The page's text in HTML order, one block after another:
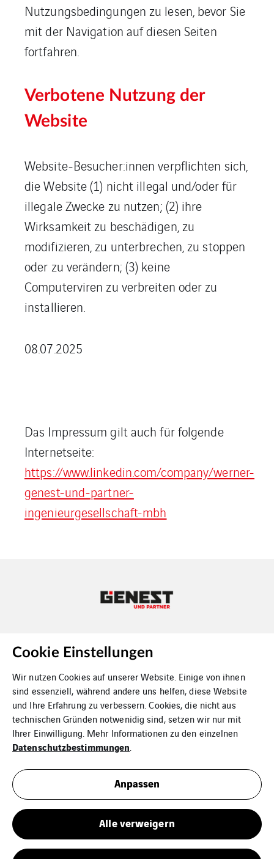
Nutzungsbedingungen zu lesen, bevor Sie
mit der Navigation auf diesen Seiten
fortfahren.
Verbotene Nutzung der
Website
Website-Besucher:innen verpflichten sich,
die Website (1) nicht illegal und/oder für
illegale Zwecke zu nutzen; (2) ihre
Wirksamkeit zu beschädigen, zu
modifizieren, zu unterbrechen, zu stoppen
oder zu verändern; (3) keine
Computerviren zu verbreiten oder zu
installieren.
08.07.2025
Das Impressum gilt auch für folgende
Internetseite:
https://www.linkedin.com/company/werner-
genest-und-partner-
ingenieurgesellschaft-mbh
Copyright Genest und Partner
Kontakt
Datenschutz
Impressum
Cookies
Sitemap
Cookie Einstellungen
Wir nutzen Cookies auf unserer Website. Einige von ihnen
sind essenziell, während andere uns helfen, diese Website
und Ihre Erfahrung zu verbessern. Cookies, die nicht aus
technischen Gründen notwenidig sind, setzen wir nur mit
Ihrer Einwilligung. Mehr Informationen zu den einzelnen
Datenschutzbestimmungen
Anpassen
Alle verweigern